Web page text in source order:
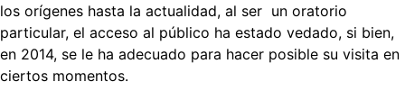
los orígenes hasta la actualidad, al ser un oratorio
particular, el acceso al público ha estado vedado, si bien,
en 2014, se le ha adecuado para hacer posible su visita en
ciertos momentos.